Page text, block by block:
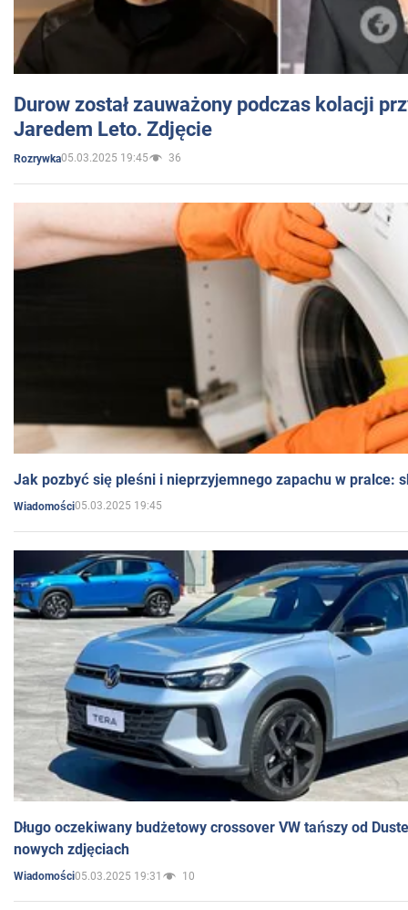
Durow został zauważony podczas kolacji
Jaredem Leto. Zdjęcie
Rozrywka05.03.2025 19:45 36
Jak pozbyć się pleśni i nieprzyjemnego zapachu w pralce:
Wiadomości05.03.2025 19:45
Długo oczekiwany budżetowy crossover VW tańszy od
nowych zdjęciach
Wiadomości05.03.2025 19:31 10